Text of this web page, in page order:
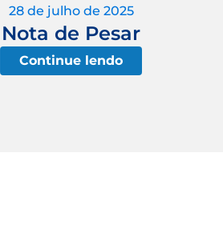
28 de julho de 2025
Nota de Pesar
Continue lendo